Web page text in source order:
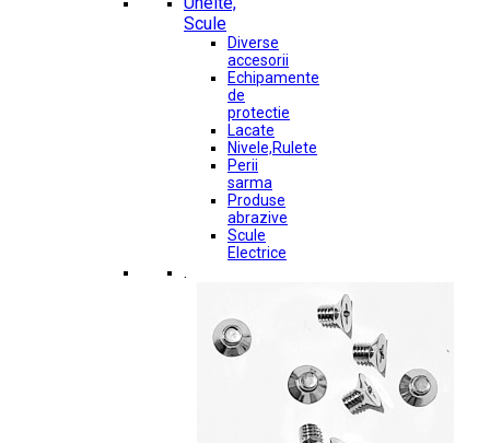
Scule
Diverse
accesorii
Echipamente
de
protectie
Lacate
Nivele,Rulete
Perii
sarma
Produse
abrazive
Scule
Electrice
.